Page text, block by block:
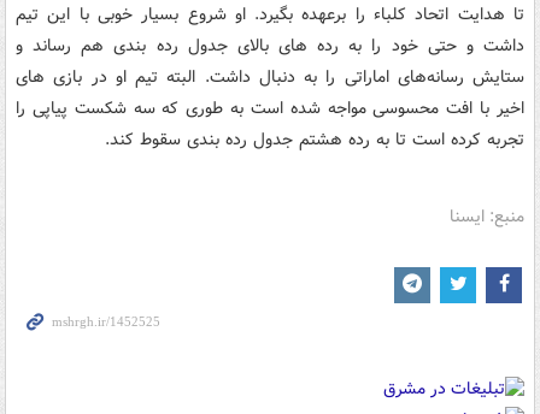
تا هدایت اتحاد کلباء را برعهده بگیرد. او شروع بسیار خوبی با این تیم
داشت و حتی خود را به رده های بالای جدول رده بندی هم رساند و
ستایش رسانه‌های اماراتی را به دنبال داشت. البته تیم او در بازی های
اخیر با افت محسوسی مواجه شده است به طوری که سه شکست پیاپی را
تجربه کرده است تا به رده هشتم جدول رده بندی سقوط کند.
منبع: ایسنا